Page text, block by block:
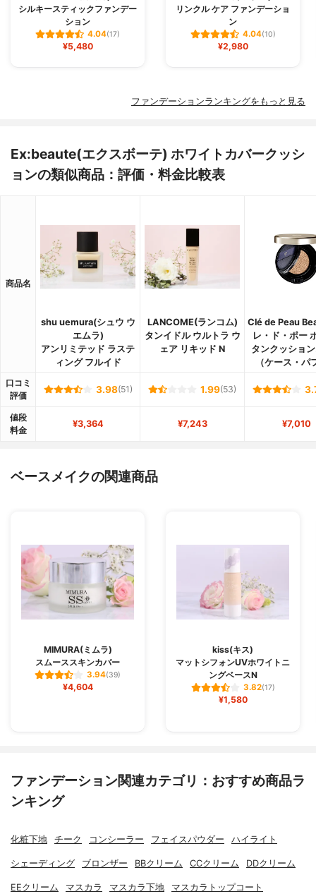
シルキースティックファンデー
ション
4.04(17)
¥5,480
リンクル ケア ファンデーショ
ン
4.04(10)
¥2,980
ファンデーションランキングをもっと見る
Ex:beaute(エクスボーテ) ホワイトカバークッシ
ョンの類似商品：評価・料金比較表
商品名
shu uemura(シュウ ウ
エムラ)
アンリミテッド ラステ
ィング フルイド
LANCOME(ランコム)
タンイドル ウルトラ ウ
ェア リキッド N
Clé de Peau
レ・ド・ポー
タンクッショ
（ケース・パ
口コミ
評価
3.98(51) 1.99(53)
値段
料金
¥3,364 ¥7,243 ¥7,010
ベースメイクの関連商品
MIMURA(ミムラ)
スムーススキンカバー
3.94(39)
¥4,604
kiss(キス)
マットシフォンUVホワイトニ
ングベースN
3.82(17)
¥1,580
ファンデーション関連カテゴリ：おすすめ商品ラ
ンキング
化粧下地 チーク コンシーラー フェイスパウダー ハイライト
シェーディング ブロンザー BBクリーム CCクリーム DDクリーム
EEクリーム マスカラ マスカラ下地 マスカラトップコート